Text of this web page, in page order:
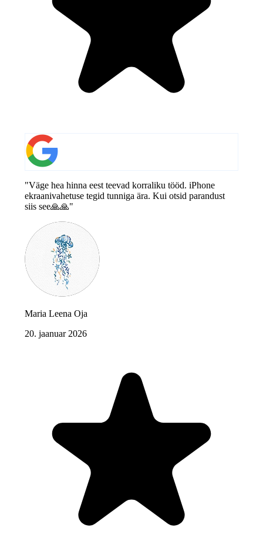
"Väge hea hinna eest teevad korraliku tööd. iPhone
ekraanivahetuse tegid tunniga ära. Kui otsid parandust
siis see🙏🙏"
Maria Leena Oja
20. jaanuar 2026